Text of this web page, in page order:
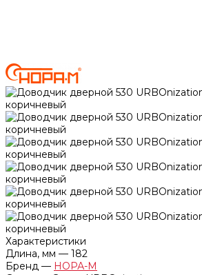
Характеристики
Длина, мм — 182
Бренд — НОРА-М